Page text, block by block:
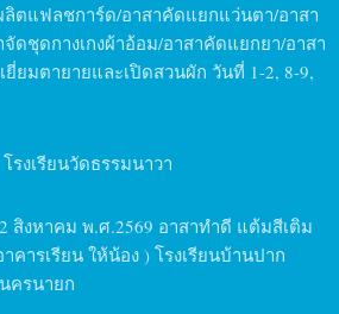
ลิตแฟลชการ์ด/อาสาคัดแยกแว่นตา/อาสา
ดชุดกางเกงผ้าอ้อม/อาสาคัดแยกยา/อาสา
ยมตายายและเปิดสวนผัก วันที่ 1-2, 8-9,
โรงเรียนวัดธรรมนาวา
สิงหาคม พ.ศ.2569 อาสาทำดี แต้มสีเติม
ารเรียน ให้น้อง ) โรงเรียนบ้านปาก
ครนายก